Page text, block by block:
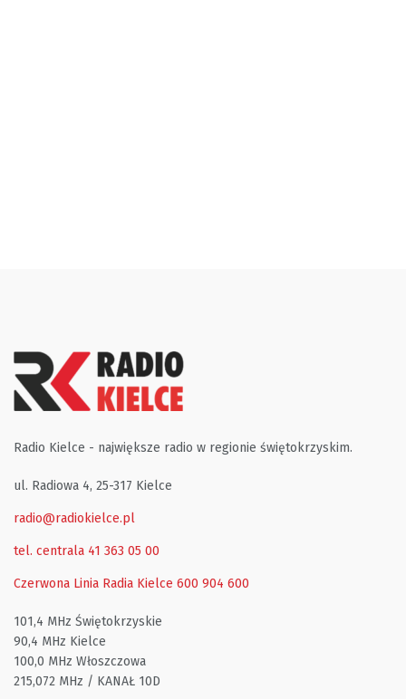
Radio Kielce - największe radio w regionie świętokrzyskim.
ul. Radiowa 4, 25-317 Kielce
radio@radiokielce.pl
tel. centrala 41 363 05 00
Czerwona Linia Radia Kielce 600 904 600
101,4 MHz Świętokrzyskie
90,4 MHz Kielce
100,0 MHz Włoszczowa
215,072 MHz / KANAŁ 10D